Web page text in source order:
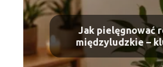
Jak pielęgnować
międzyludzkie –
zdrowych